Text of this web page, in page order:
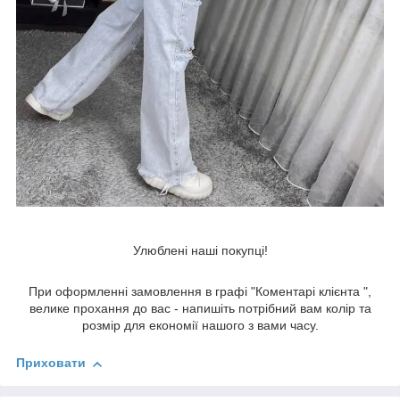
Улюблені наші покупці!
При оформленні замовлення в графі "Коментарі клієнта ",
велике прохання до вас - напишіть потрібний вам колір та
розмір для економії нашого з вами часу.
Приховати